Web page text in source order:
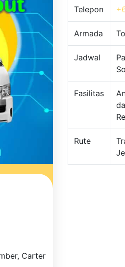
Carter
Telepon
Armada
Jadwal
Fasilitas
Rute